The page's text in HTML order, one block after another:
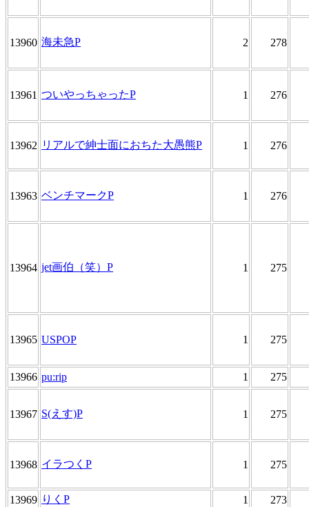
13960 海未急P 2 278
13961 ついやっちゃったP 1 276
13962 リアルで紳士面におちた大愚熊P 1 276
13963 ベンチマークP 1 276
13964 jet画伯（笑）P 1 275
13965 USPOP 1 275
13966 pu:rip 1 275
13967 S(えす)P 1 275
13968 イラつくP 1 275
13969 りくP 1
273